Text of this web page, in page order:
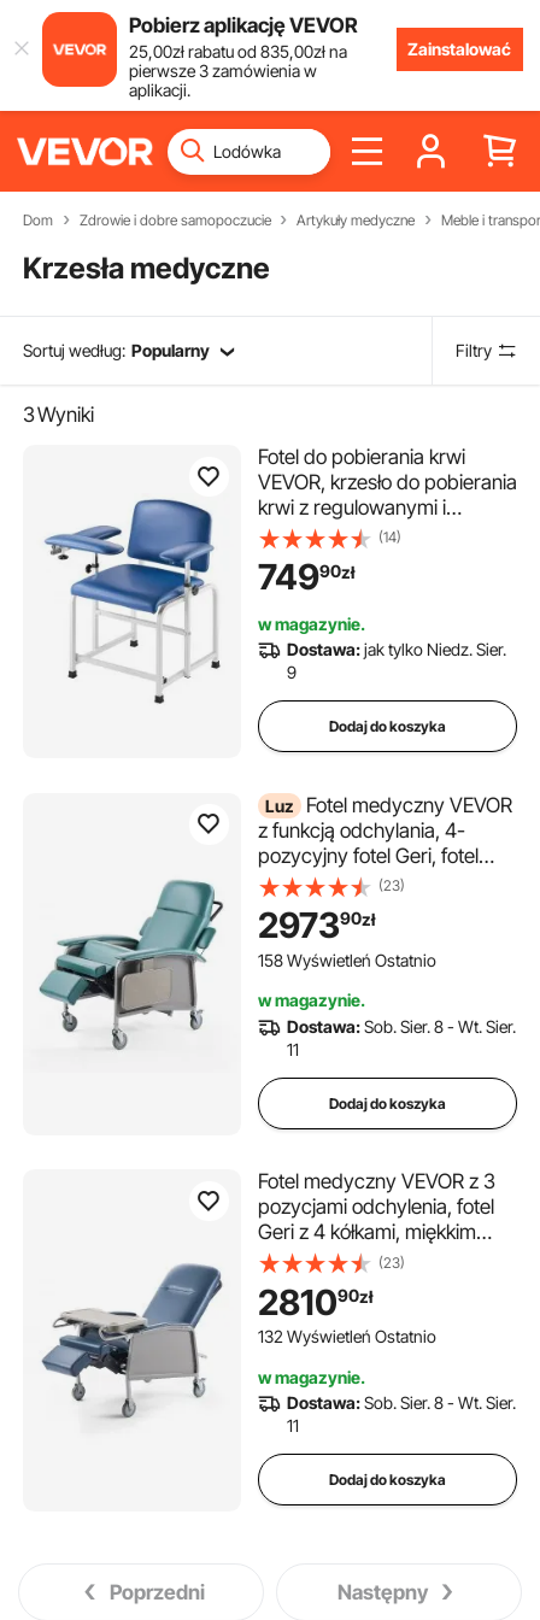
Pobierz aplikację VEVOR
25,00złrabatu od835,00złna
pierwsze 3 zamówienia w
aplikacji.
Zainstalować
Dom Zdrowie i dobre samopoczucie Artykuły medyczne Meble i
Krzesła medyczne
Sortuj według: Popularny Filtry
3Wyniki
Fotel do pobierania krwi
VEVOR, krzesło do pobierania
krwi z regulowanymi i
składanymi podłokietnikami,
180 kg krzesło do pobierania
krwi z miękkim, wyściełanym
szpitali, laboratoriów i klinik
(14)
74990zł
w magazynie.
Dostawa:jak tylko Niedz. Sier.
9
Dodaj do koszyka
Luz Fotel medyczny VEVOR
z funkcją odchylania, 4-
pozycyjny fotel Geri, fotel
pacjenta z 4 kółkami, miękkim
siedziskiem i 2 tackami do
szpitala, domu opieki, opieki
geriatrycznej
(23)
297390zł
158 Wyświetleń Ostatnio
w magazynie.
Dostawa:Sob. Sier. 8 - Wt. Sier.
11
Dodaj do koszyka
Fotel medyczny VEVOR z 3
pozycjami odchylenia, fotel
Geri z 4 kółkami, miękkim
siedziskiem i wyjmowaną
tacką, idealny do szpitala,
domu opieki i opieki domowej
(23)
281090zł
132 Wyświetleń Ostatnio
w magazynie.
Dostawa:Sob. Sier. 8 - Wt. Sier.
11
Dodaj do koszyka
Poprzedni Następny